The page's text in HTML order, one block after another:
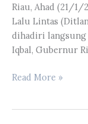
Riau, Ahad (21/1/
Lalu Lintas
dihadiri langsung
Iqbal, Gubernur
Yulisman
Read More »